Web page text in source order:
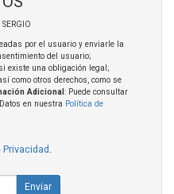
por el usuario y enviarle la
del usuario;
existe una obligación legal;
como otros derechos, como se
Adicional : Puede consultar
en nuestra Política de
Enviar